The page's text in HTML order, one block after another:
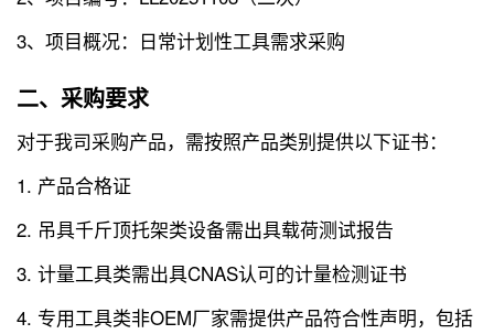
3、项目概况：日常计划性工具需求采购
二、采购要求
对于我司采购产品，需按照产品类别提供以下证书：
1. 产品合格证
2. 吊具千斤顶托架类设备需出具载荷测试报告
3. 计量工具类需出具CNAS认可的计量检测证书
4. 专用工具类非OEM厂家需提供产品符合性声明，包括